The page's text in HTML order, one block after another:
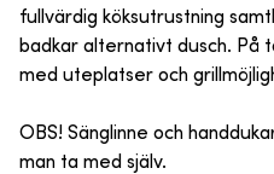
fullvärdig köksutrustning
badkar alternativt dusch. På
med uteplatser och
OBS! Sänglinne och
man ta med själv.